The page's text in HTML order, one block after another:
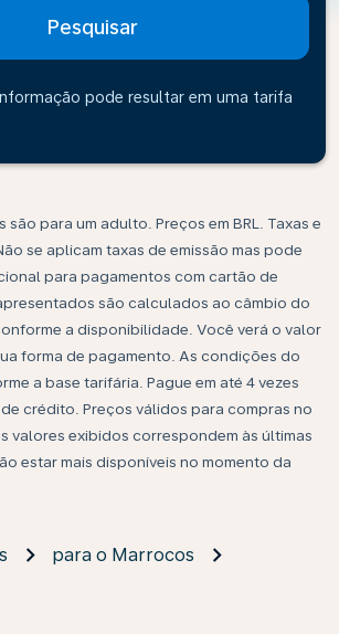
Pesquisar
pode resultar em uma tarifa
para um adulto. Preços em BRL. Taxas e
se aplicam taxas de emissão mas pode
para pagamentos com cartão de
são calculados ao câmbio do
a disponibilidade. Você verá o valor
forma de pagamento. As condições do
a base tarifária. Pague em até 4 vezes
crédito. Preços válidos para compras no
valores exibidos correspondem às últimas
estar mais disponíveis no momento da
para o Marrocos